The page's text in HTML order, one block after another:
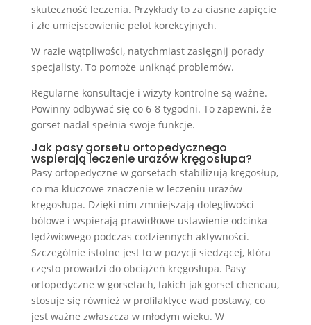
skuteczność leczenia. Przykłady to za ciasne zapięcie
i złe umiejscowienie pelot korekcyjnych.
W razie wątpliwości, natychmiast zasięgnij porady
specjalisty. To pomoże uniknąć problemów.
Regularne konsultacje i wizyty kontrolne są ważne.
Powinny odbywać się co 6-8 tygodni. To zapewni, że
gorset nadal spełnia swoje funkcje.
Jak pasy gorsetu ortopedycznego
wspierają leczenie urazów kręgosłupa?
Pasy ortopedyczne w gorsetach stabilizują kręgosłup,
co ma kluczowe znaczenie w leczeniu urazów
kręgosłupa. Dzięki nim zmniejszają dolegliwości
bólowe i wspierają prawidłowe ustawienie odcinka
lędźwiowego podczas codziennych aktywności.
Szczególnie istotne jest to w pozycji siedzącej, która
często prowadzi do obciążeń kręgosłupa. Pasy
ortopedyczne w gorsetach, takich jak gorset cheneau,
stosuje się również w profilaktyce wad postawy, co
jest ważne zwłaszcza w młodym wieku. W